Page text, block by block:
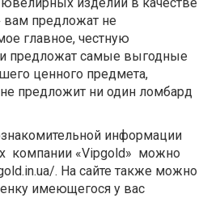
вам предложат не
главное, честную
предложат самые выгодные
ценного предмета,
предложит ни один ломбард
информации
компании «Vipgold» можно
. На сайте также можно
имеющегося у вас